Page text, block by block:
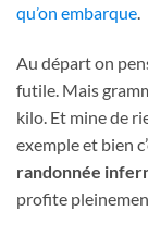
qu’on embarque.
Au départ on
futile. Mais
kilo. Et mine de
exemple et bien
randonnée
profite